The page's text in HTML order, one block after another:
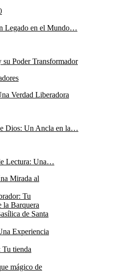
Legado en el Mundo…
Poder Transformador
Verdad Liberadora
Dios: Un Ancla en la…
Lectura: Una…
Mirada al
Tu
la Barquera
de Santa
Experiencia
Tu tienda
mágico de